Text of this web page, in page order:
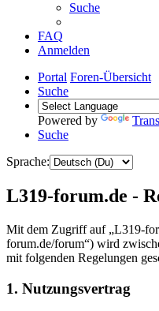
Suche
FAQ
Anmelden
Portal Foren-Übersicht
Suche
Powered by
Suche
Sprache:
L319-forum.de -
Mit dem Zugriff auf „L319-
forum.de/forum“) wird
mit folgenden Regelungen
1. Nutzungsvertrag